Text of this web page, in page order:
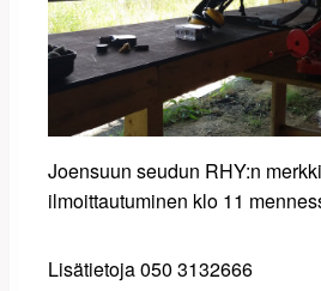
Joensuun seudun RHY:n
ilmoittautuminen klo 11
Lisätietoja 050 3132666